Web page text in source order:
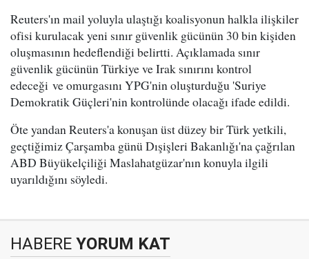
Reuters'ın mail yoluyla ulaştığı koalisyonun halkla ilişkiler
ofisi kurulacak yeni sınır güvenlik gücünün 30 bin kişiden
oluşmasının hedeflendiği belirtti. Açıklamada sınır
güvenlik gücünün Türkiye ve Irak sınırını kontrol
edeceği ve omurgasını YPG'nin oluşturduğu 'Suriye
Demokratik Güçleri'nin kontrolünde olacağı ifade edildi.
Öte yandan Reuters'a konuşan üst düzey bir Türk yetkili,
geçtiğimiz Çarşamba günü Dışişleri Bakanlığı'na çağrılan
ABD Büyükelçiliği Maslahatgüzar'nın konuyla ilgili
uyarıldığını söyledi.
HABERE YORUM KAT